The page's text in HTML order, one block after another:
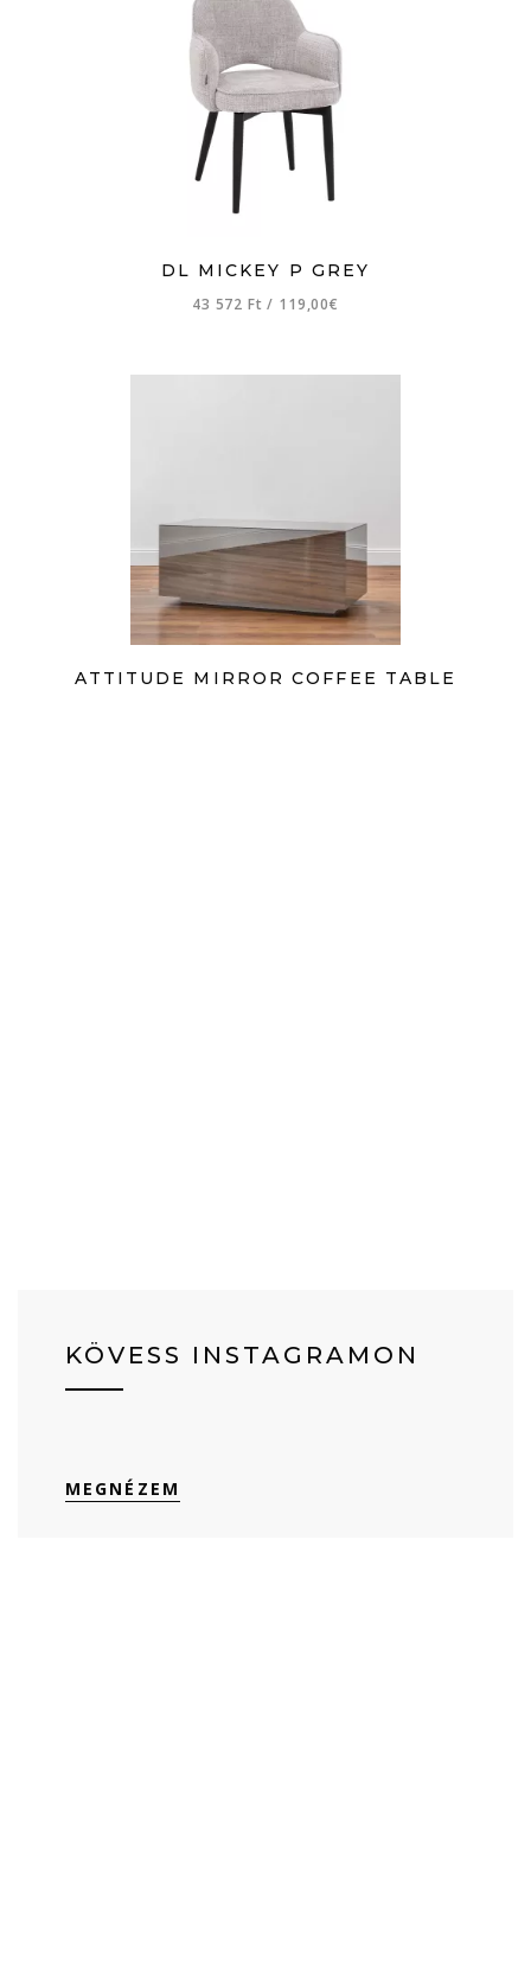
DL MICKEY P GREY
43 572 Ft/ 119,00€
ATTITUDE MIRROR COFFEE TABLE
KÖVESS INSTAGRAMON
MEGNÉZEM